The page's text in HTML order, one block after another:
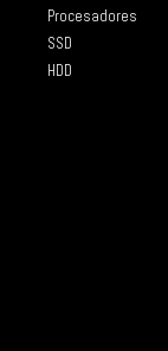
Procesadores
SSD
HDD